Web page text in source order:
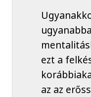
ezt a
az az